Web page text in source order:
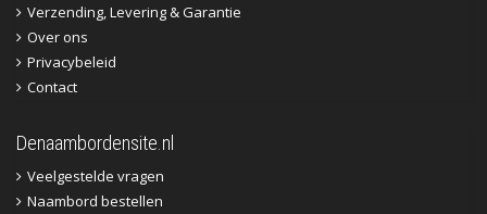
Verzending, Levering & Garantie
Over ons
Privacybeleid
Contact
Denaambordensite.nl
Veelgestelde vragen
Naambord bestellen